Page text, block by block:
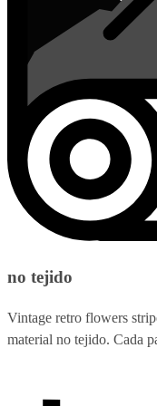
no tejido
Vintage retro flowers
material no tejido. Cada